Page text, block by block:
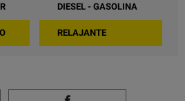
DIESEL - GASOLINA
RELAJANTE